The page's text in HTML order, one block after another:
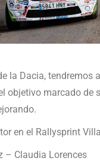
la Dacia, tendremos
objetivo marcado de
en el Rallysprint
– Claudia Lorences